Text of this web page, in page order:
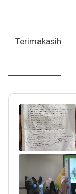
Terimakasih